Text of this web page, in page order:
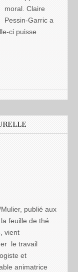
moral. Claire
Pessin-Garric a
ci puisse
publié aux
feuille de thé
vient
le travail
et
animatrice